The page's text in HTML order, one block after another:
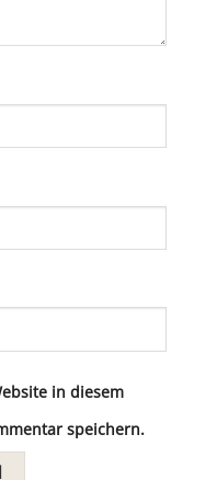
in diesem
speichern.